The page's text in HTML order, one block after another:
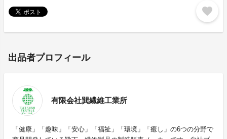
favorite
出品者プロフィール
有限会社巽繊維工業所
「健康」「趣味」「安心」「福祉」「環境」「癒し」の6つの分野で